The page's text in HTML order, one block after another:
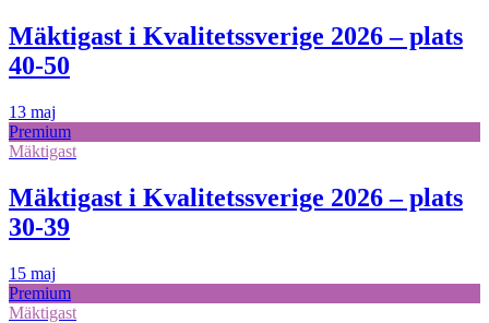
Mäktigast i Kvalitetssverige 2026 – plats
40-50
13 maj
Premium
Mäktigast
Mäktigast i Kvalitetssverige 2026 – plats
30-39
15 maj
Premium
Mäktigast